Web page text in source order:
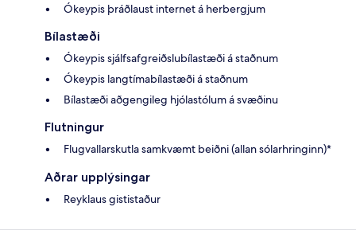
Ókeypis þráðlaust internet á herbergjum
Bílastæði
Ókeypis sjálfsafgreiðslubílastæði á staðnum
Ókeypis langtímabílastæði á staðnum
Bílastæði aðgengileg hjólastólum á svæðinu
Flutningur
Flugvallarskutla samkvæmt beiðni (allan sólarhringinn)*
Aðrar upplýsingar
Reyklaus gististaður